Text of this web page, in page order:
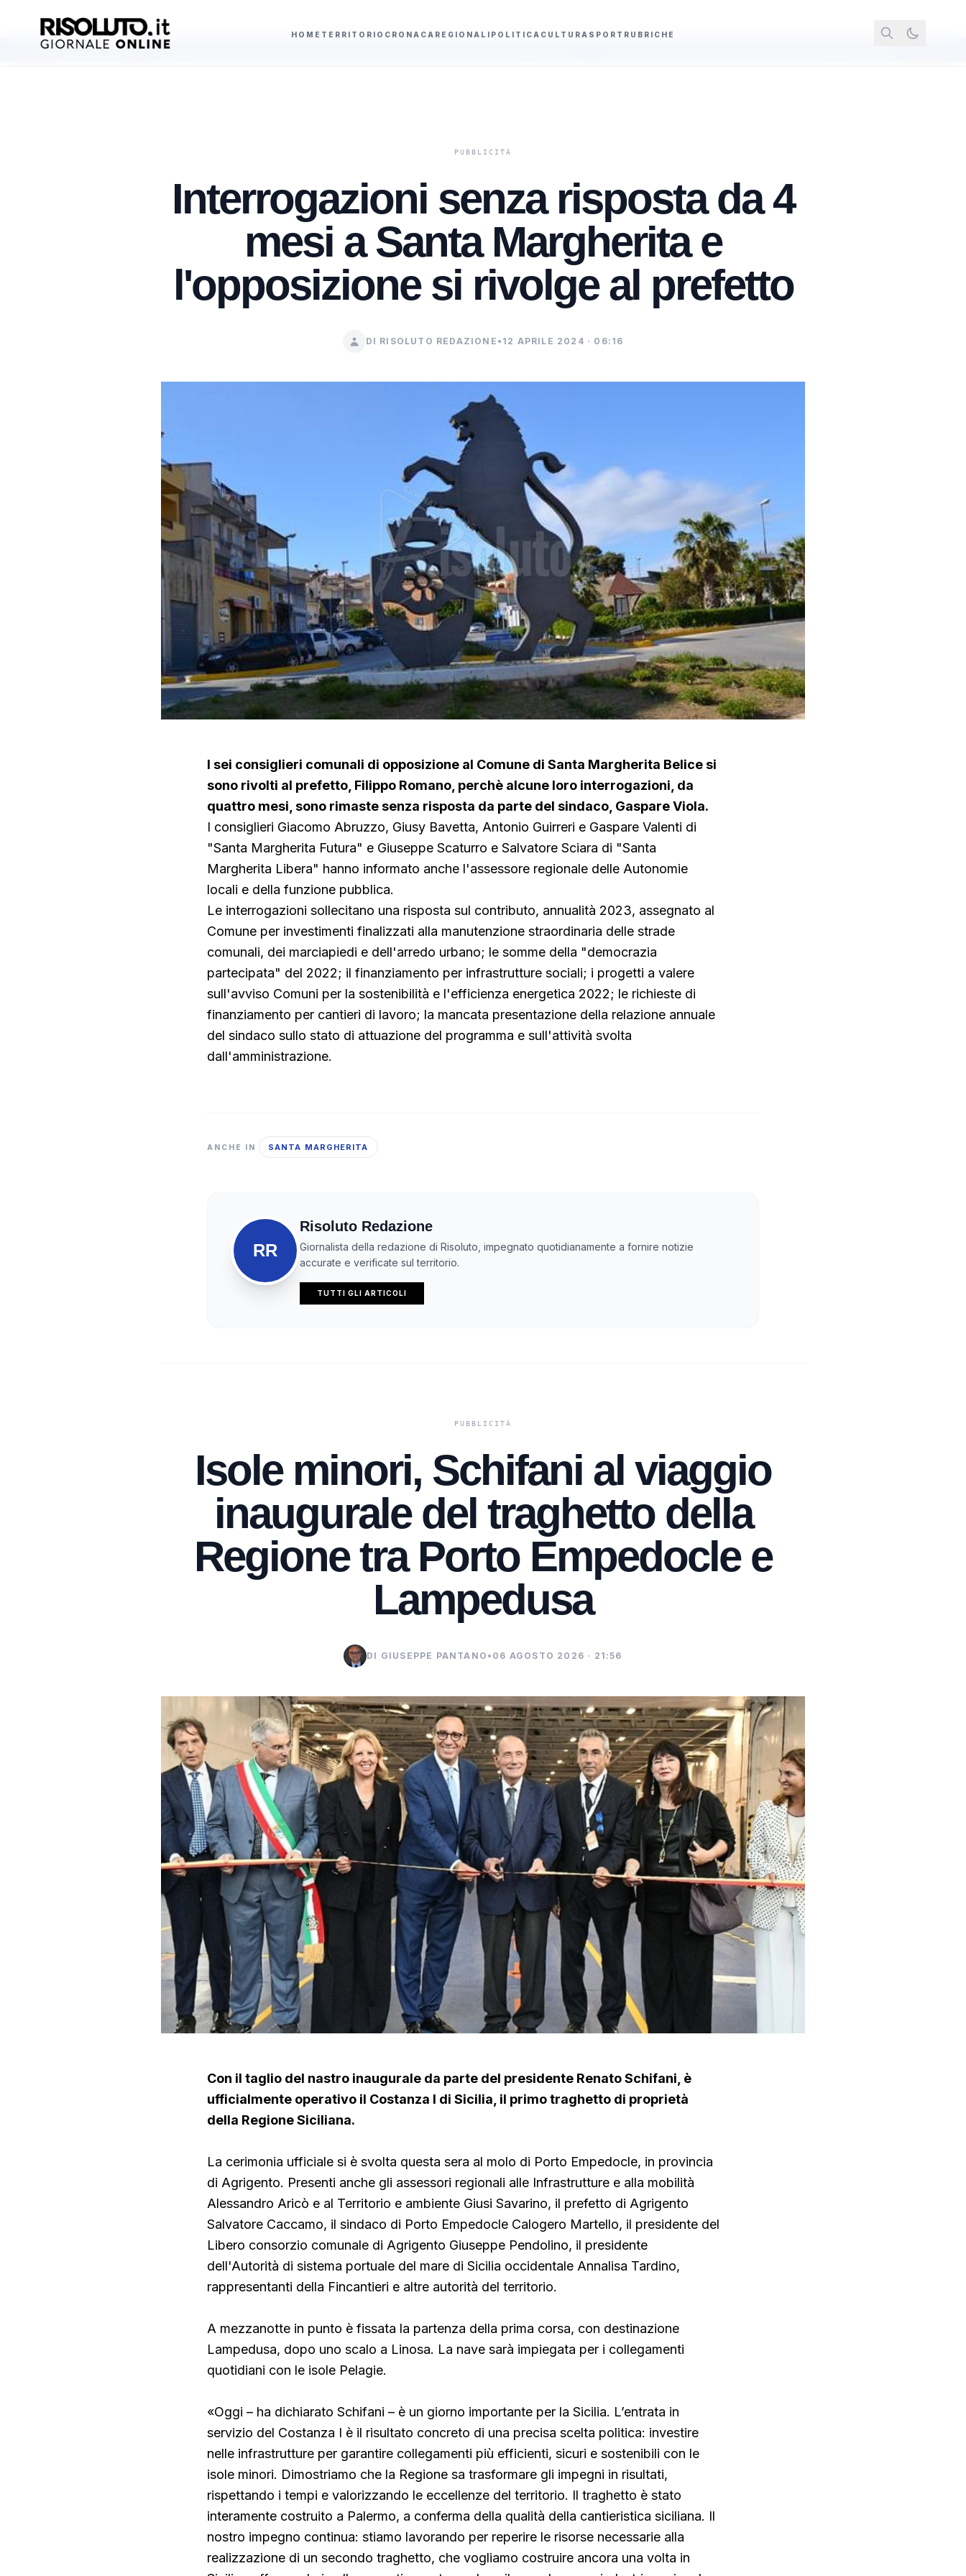
HOME TERRITORIO CRONACA REGIONALI POLITICA CULTURA SPORT RUBRICHE
AGGIORNAMENTI
favorevoli Regolare lo sgombero di un canile abusivo a Sciacca, archiviata la posizione del comandante Navarra
Interrogazioni senza risposta da 4
mesi a Santa Margherita e
l'opposizione si rivolge al prefetto
DI RISOLUTO REDAZIONE • 12 APRILE 2024 · 06:16
I sei consiglieri comunali di opposizione al Comune di Santa Margherita Belice si
sono rivolti al prefetto, Filippo Romano, perchè alcune loro interrogazioni, da
quattro mesi, sono rimaste senza risposta da parte del sindaco, Gaspare Viola.
I consiglieri Giacomo Abruzzo, Giusy Bavetta, Antonio Guirreri e Gaspare Valenti di
"Santa Margherita Futura" e Giuseppe Scaturro e Salvatore Sciara di "Santa
Margherita Libera" hanno informato anche l'assessore regionale delle Autonomie
locali e della funzione pubblica.
Le interrogazioni sollecitano una risposta sul contributo, annualità 2023, assegnato al
Comune per investimenti finalizzati alla manutenzione straordinaria delle strade
comunali, dei marciapiedi e dell'arredo urbano; le somme della "democrazia
partecipata" del 2022; il finanziamento per infrastrutture sociali; i progetti a valere
sull'avviso Comuni per la sostenibilità e l'efficienza energetica 2022; le richieste di
finanziamento per cantieri di lavoro; la mancata presentazione della relazione annuale
del sindaco sullo stato di attuazione del programma e sull'attività svolta
dall'amministrazione.
ANCHE IN SANTA MARGHERITA
RR
Risoluto Redazione
Giornalista della redazione di Risoluto, impegnato quotidianamente a fornire notizie
accurate e verificate sul territorio.
TUTTI GLI ARTICOLI
Isole minori, Schifani al viaggio
inaugurale del traghetto della
Regione tra Porto Empedocle e
Lampedusa
DI GIUSEPPE PANTANO • 06 AGOSTO 2026 · 21:56
Con il taglio del nastro inaugurale da parte del presidente Renato Schifani, è
ufficialmente operativo il Costanza I di Sicilia, il primo traghetto di proprietà
della Regione Siciliana.
La cerimonia ufficiale si è svolta questa sera al molo di Porto Empedocle, in provincia
di Agrigento. Presenti anche gli assessori regionali alle Infrastrutture e alla mobilità
Alessandro Aricò e al Territorio e ambiente Giusi Savarino, il prefetto di Agrigento
Salvatore Caccamo, il sindaco di Porto Empedocle Calogero Martello, il presidente del
Libero consorzio comunale di Agrigento Giuseppe Pendolino, il presidente
dell'Autorità di sistema portuale del mare di Sicilia occidentale Annalisa Tardino,
rappresentanti della Fincantieri e altre autorità del territorio.
A mezzanotte in punto è fissata la partenza della prima corsa, con destinazione
Lampedusa, dopo uno scalo a Linosa. La nave sarà impiegata per i collegamenti
quotidiani con le isole Pelagie.
«Oggi – ha dichiarato Schifani – è un giorno importante per la Sicilia. L’entrata in
servizio del Costanza I è il risultato concreto di una precisa scelta politica: investire
nelle infrastrutture per garantire collegamenti più efficienti, sicuri e sostenibili con le
isole minori. Dimostriamo che la Regione sa trasformare gli impegni in risultati,
rispettando i tempi e valorizzando le eccellenze del territorio. Il traghetto è stato
interamente costruito a Palermo, a conferma della qualità della cantieristica siciliana. Il
nostro impegno continua: stiamo lavorando per reperire le risorse necessarie alla
realizzazione di un secondo traghetto, che vogliamo costruire ancora una volta in